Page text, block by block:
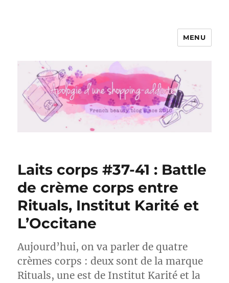
Apologie d'une Shopping-addicte
MENU
Laits corps #37-41 : Battle
de crème corps entre
Rituals, Institut Karité et
L’Occitane
Aujourd’hui, on va parler de quatre
crèmes corps : deux sont de la marque
Rituals, une est de Institut Karité et la